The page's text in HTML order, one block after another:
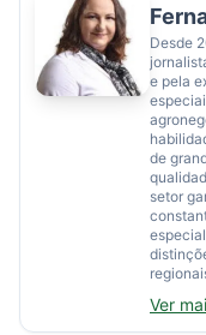
Desde
e pela
de
setor
Ver